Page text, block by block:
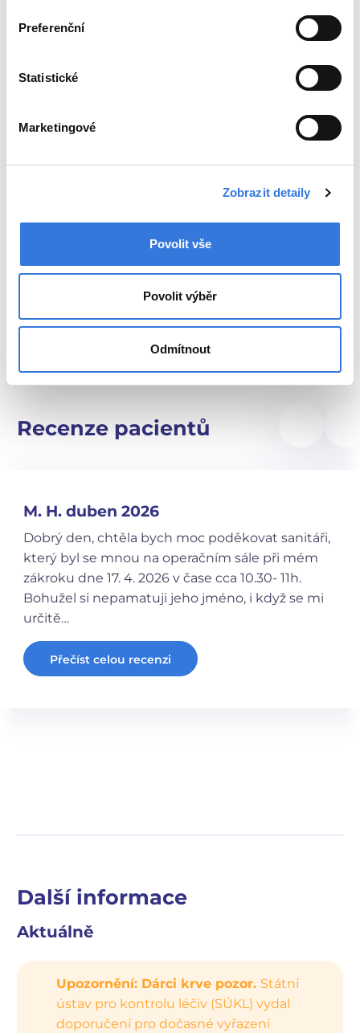
Preferenční
Statistické
Marketingové
Zobrazit detaily
Povolit vše
Povolit výběr
Odmítnout
vedoucí laborantka
aneta.radacovska@hospital-bn.cz
laborantka
jirina.kloudova@hospital-bn.cz
Recenze pacientů
M. H. duben 2026
Dobrý den, chtěla bych moc poděkovat sanitáři,
který byl se mnou na operačním sále při mém
zákroku dne 17. 4. 2026 v čase cca 10.30- 11h.
Bohužel si nepamatuji jeho jméno, i když se mi
určitě…
Přečíst celou recenzi
Další informace
Aktuálně
Upozornění: Dárci krve pozor. Státní
ústav pro kontrolu léčiv (SÚKL) vydal
doporučení pro dočasné vyřazení